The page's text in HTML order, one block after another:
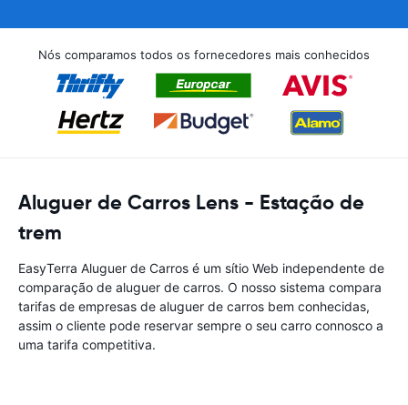
Nós comparamos todos os fornecedores mais conhecidos
Aluguer de Carros Lens - Estação de
trem
EasyTerra Aluguer de Carros é um sítio Web independente de
comparação de aluguer de carros. O nosso sistema compara
tarifas de empresas de aluguer de carros bem conhecidas,
assim o cliente pode reservar sempre o seu carro connosco a
uma tarifa competitiva.